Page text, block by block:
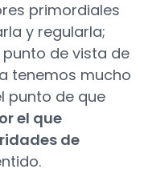
primordiales
y regularla;
de vista de
tenemos mucho
punto de que
el que
de